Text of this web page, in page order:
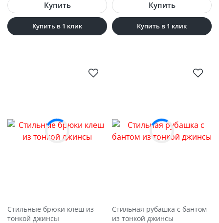
Купить в 1 клик Купить в 1 клик
Стильные брюки клеш из
тонкой джинсы
Стильная рубашка с бантом
из тонкой джинсы